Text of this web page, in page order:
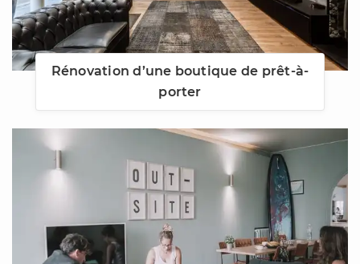
Rénovation d’une boutique de prêt-à-
porter